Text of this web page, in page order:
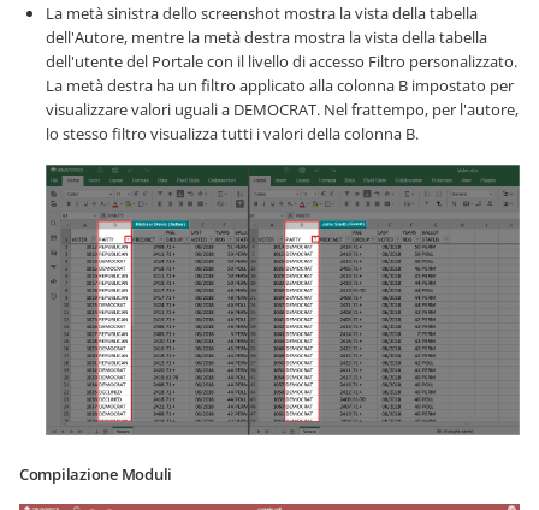
La metà sinistra dello screenshot mostra la vista della tabella
dell'Autore, mentre la metà destra mostra la vista della tabella
dell'utente del Portale con il livello di accesso Filtro personalizzato.
La metà destra ha un filtro applicato alla colonna B impostato per
visualizzare valori uguali a DEMOCRAT. Nel frattempo, per l'autore,
lo stesso filtro visualizza tutti i valori della colonna B.
Compilazione Moduli